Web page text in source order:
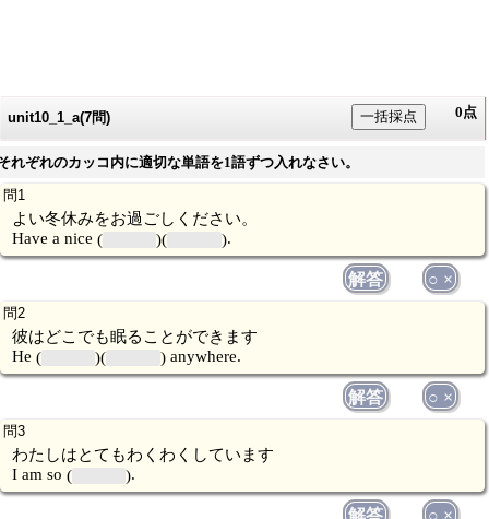
unit10_1_a(7問) 一括採点 0点
れぞれのカッコ内に適切な単語を1語ずつ入れなさい。
よい冬休みをお過ごしください。
Have a nice
.
解答 ○ ×
彼はどこでも眠ることができます
He
anywhere.
解答 ○ ×
わたしはとてもわくわくしています
I am so
.
解答 ○ ×